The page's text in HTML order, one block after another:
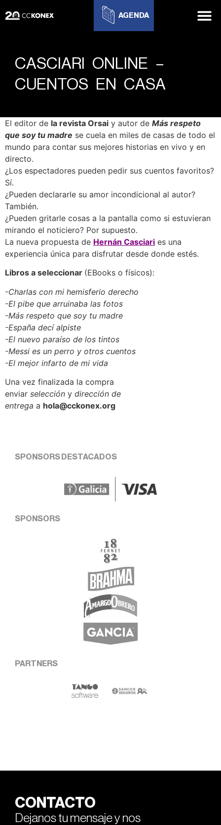
AGENDA
CASCIARI ONLINE –
CUENTOS EN CASA
El editor de la revista Orsai y autor de Más respeto
que soy tu madre se cuela en miles de casas de todo el
mundo para contar sus mejores historias en vivo y en
directo.
¿Los espectadores pueden pedir sus cuentos favoritos?
Sí.
¿Pueden declararle su amor incondicional al autor?
También.
¿Pueden gritarle cosas a la pantalla como si estuvieran
mirando el noticiero? Por supuesto.
La nueva propuesta de Hernán Casciari es una
experiencia única para disfrutar desde donde estés.
Libros a seleccionar (EBooks o físicos):
-Charlas con mi hemisferio derecho
-El pibe que arruinaba las fotos
-Más respeto que soy tu madre
-España decí alpiste
-El nuevo paraíso de los tintos
-Messi es un perro y otros cuentos
-El mejor infarto de mi vida
Una vez finalizada la compra
enviar selección y dirección de
entrega a hola@cckonex.org
SPONSORS DESTACADOS
SPONSORS
PARTNERS
CONTACTO
Dejanos tu mensaje y nos